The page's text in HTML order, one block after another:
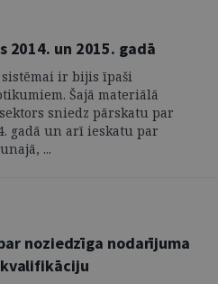
2014. un 2015. gadā
ir bijis īpaši
Šajā materiālā
sniedz pārskatu par
gadā un arī ieskatu par
...
noziedzīga nodarījuma